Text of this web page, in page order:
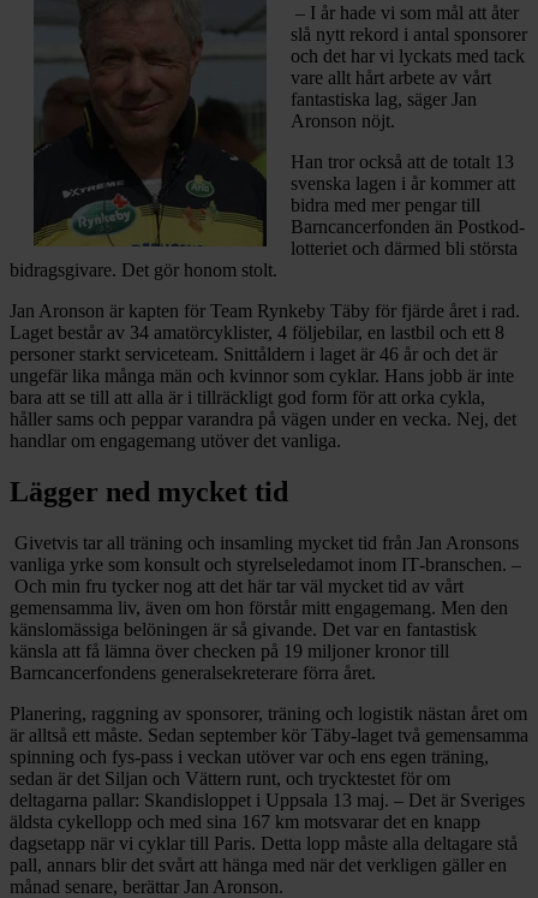
– I år hade vi som mål att åter
slå nytt rekord i antal sponsorer
och det har vi lyckats med tack
vare allt hårt arbete av vårt
fantastiska lag, säger Jan
Aronson nöjt.
Han tror också att de totalt 13
svenska lagen i år kommer att
bidra med mer pengar till
Barncancer­fonden än Postkod­
lotteriet och därmed bli största
bidrags­givare. Det gör honom stolt.
Jan Aronson är kapten för Team Rynkeby Täby för fjärde året i rad.
Laget består av 34 amatör­cyklister, 4 följe­bilar, en lastbil och ett 8
personer starkt serviceteam. Snittåldern i laget är 46 år och det är
ungefär lika många män och kvinnor som cyklar. Hans jobb är inte
bara att se till att alla är i tillräckligt god form för att orka cykla,
håller sams och peppar varandra på vägen under en vecka. Nej, det
handlar om engagemang utöver det vanliga.
Lägger ned mycket tid
Givetvis tar all träning och insamling mycket tid från Jan Aronsons
vanliga yrke som konsult och styrelse­ledamot inom IT‑branschen. –
Och min fru tycker nog att det här tar väl mycket tid av vårt
gemensamma liv, även om hon förstår mitt engagemang. Men den
känslomässiga belöningen är så givande. Det var en fantastisk
känsla att få lämna över checken på 19 miljoner kronor till
Barncancerfondens general­sekreterare förra året.
Planering, raggning av sponsorer, träning och logistik nästan året om
är alltså ett måste. Sedan september kör Täby-laget två gemensamma
spinning och fys-pass i veckan utöver var och ens egen träning,
sedan är det Siljan och Vättern runt, och trycktestet för om
deltagarna pallar: Skandis­loppet i Uppsala 13 maj. – Det är Sveriges
äldsta cykellopp och med sina 167 km motsvarar det en knapp
dagsetapp när vi cyklar till Paris. Detta lopp måste alla deltagare stå
pall, annars blir det svårt att hänga med när det verkligen gäller en
månad senare, berättar Jan Aronson.